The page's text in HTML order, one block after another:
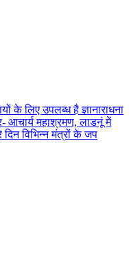
के लिए उपलब्ध है ज्ञानाराधना
महाश्रमण, लाडनूं में
विभिन्न मंत्रों के जप